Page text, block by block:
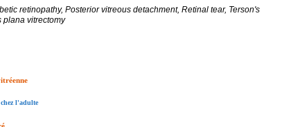
retinopathy, Posterior vitreous detachment, Retinal tear, Terson's
plana vitrectomy
l'adulte